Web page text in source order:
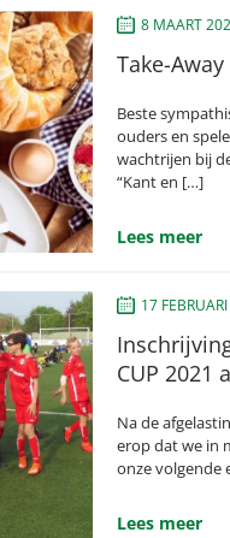
8 MAART
Take-Away
Beste
ouders en
wachtrijen bij
“Kant en […]
Lees meer
17
CUP 2021
Na de
erop dat we in
onze volgende
Lees meer